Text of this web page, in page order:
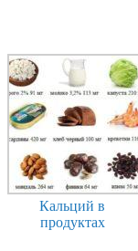
Кальций в
продуктах